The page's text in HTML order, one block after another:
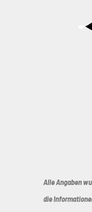
Alle Angaben
die